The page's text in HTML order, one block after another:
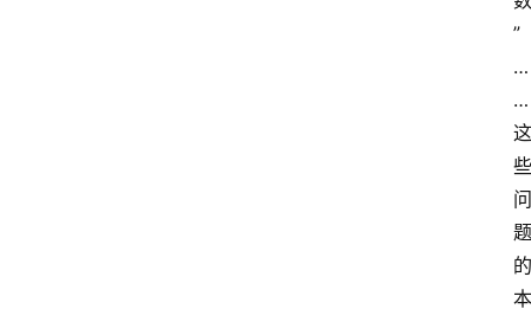
”
…
…
这
些
问
题
的
本